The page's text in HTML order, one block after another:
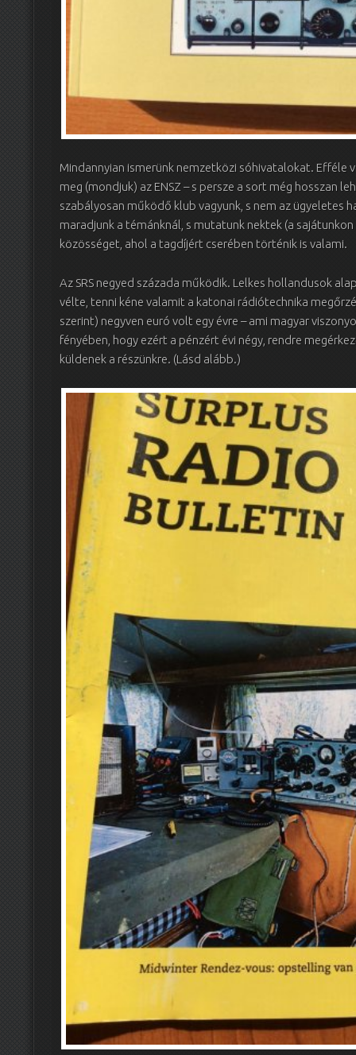
Mindannyian ismerünk nemzetközi sóhivatalokat. Efféle
meg (mondjuk) az ENSZ – s persze a sort még hosszan
szabályosan működő klub vagyunk, s nem az ügyeletes
maradjunk a témánknál, s mutatunk nektek (a
közösséget, ahol a tagdíjért cserében történik is valami.
Az SRS negyed százada működik. Lelkes hollandusok
vélte, tenni kéne valamit a katonai rádiótechnika
szerint) negyven euró volt egy évre – ami magyar
fényében, hogy ezért a pénzért évi négy, rendre
küldenek a részünkre. (Lásd alább.)